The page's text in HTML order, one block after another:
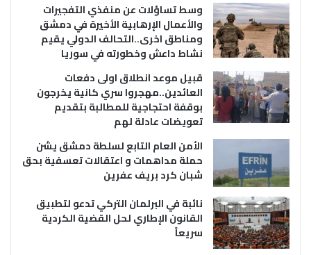
وسط تساؤلات عن منفذي التفجيرات
والأعمال الإرهابية الأخيرة في دمشق
ومناطق اخرى..التحالف الدولي يقيم
نشاط داعش وخطورته في سوريا
قبيل موعد انطلاق اولى دفعات
العائدين..مهجروا سري كانية يخرجون
بوقفة احتجاجية للمطالبة بتقديم
تعويضات عادلة لهم
الأمن العام التابع لسلطة دمشق يشن
حملة مداهمات و اعتقالات تعسفية بحق
شبان كرد بريف عفرين
نائبة في البرلمان التركي تدعو لتطبيق
القانون الإطاري لحل القضية الكردية
سريعاً